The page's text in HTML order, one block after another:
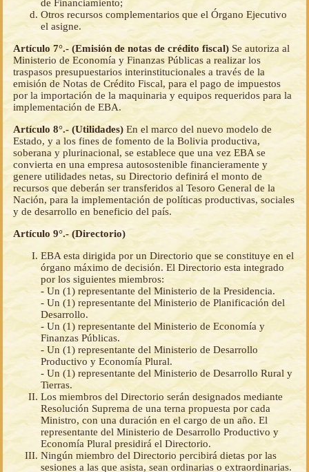
de Financiamiento;
Otros recursos complementarios que el Órgano Ejecutivo
el asigne.
Artículo 7°.- (Emisión de notas de crédito fiscal) Se autoriza al
Ministerio de Economía y Finanzas Públicas a realizar los
traspasos presupuestarios interinstitucionales a través de la
emisión de Notas de Crédito Fiscal, para el pago de impuestos
por la importación de la maquinaria y equipos requeridos para la
implementación de EBA.
Artículo 8°.- (Utilidades) En el marco del nuevo modelo de
Estado, y a los fines de fomento de la Bolivia productiva,
soberana y plurinacional, se establece que una vez EBA se
convierta en una empresa autosostenible financieramente y
genere utilidades netas, su Directorio definirá el monto de
recursos que deberán ser transferidos al Tesoro General de la
Nación, para la implementación de políticas productivas, sociales
y de desarrollo en beneficio del país.
Artículo 9°.- (Directorio)
EBA esta dirigida por un Directorio que se constituye en el
órgano máximo de decisión. El Directorio esta integrado
por los siguientes miembros:
- Un (1) representante del Ministerio de la Presidencia.
- Un (1) representante del Ministerio de Planificación del
Desarrollo.
- Un (1) representante del Ministerio de Economía y
Finanzas Públicas.
- Un (1) representante del Ministerio de Desarrollo
Productivo y Economía Plural.
- Un (1) representante del Ministerio de Desarrollo Rural y
Tierras.
Los miembros del Directorio serán designados mediante
Resolución Suprema de una terna propuesta por cada
Ministro, con una duración en el cargo de un año. El
representante del Ministerio de Desarrollo Productivo y
Economía Plural presidirá el Directorio.
Ningún miembro del Directorio percibirá dietas por las
sesiones a las que asista, sean ordinarias o extraordinarias.